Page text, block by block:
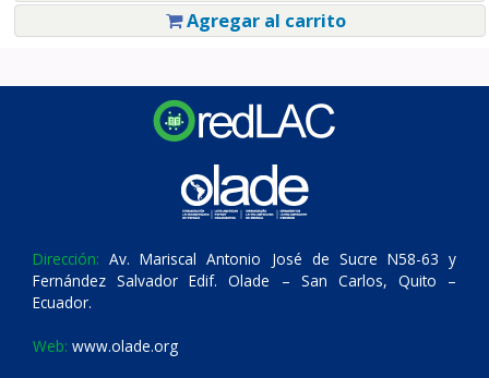
Agregar al carrito
Dirección: Av. Mariscal Antonio José de Sucre N58-63 y
Fernández Salvador Edif. Olade – San Carlos, Quito –
Ecuador.
Web: www.olade.org